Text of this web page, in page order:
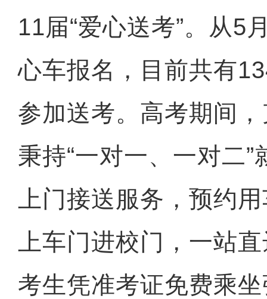
11届“爱心送考”。从5
心车报名，目前共有
参加送考。高考期间
秉持“一对一、一对二
上门接送服务，预约
上车门进校门，一站
考生凭准考证免费乘